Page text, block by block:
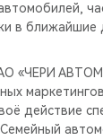
в ближайшие
«ЧЕРИ
действие